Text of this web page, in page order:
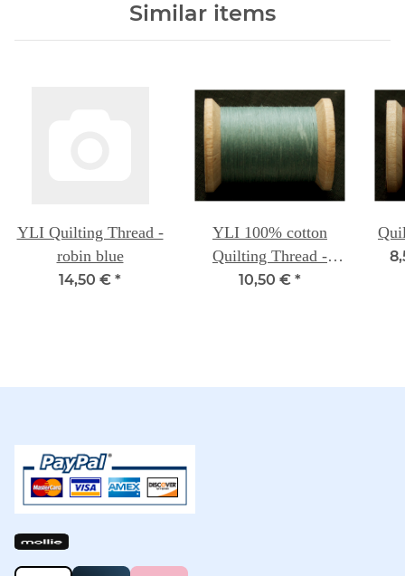
Similar items
YLI Quilting Thread -
robin blue
14,50 € *
YLI 100% cotton
Quilting Thread -
Robin Blue
10,50 € *